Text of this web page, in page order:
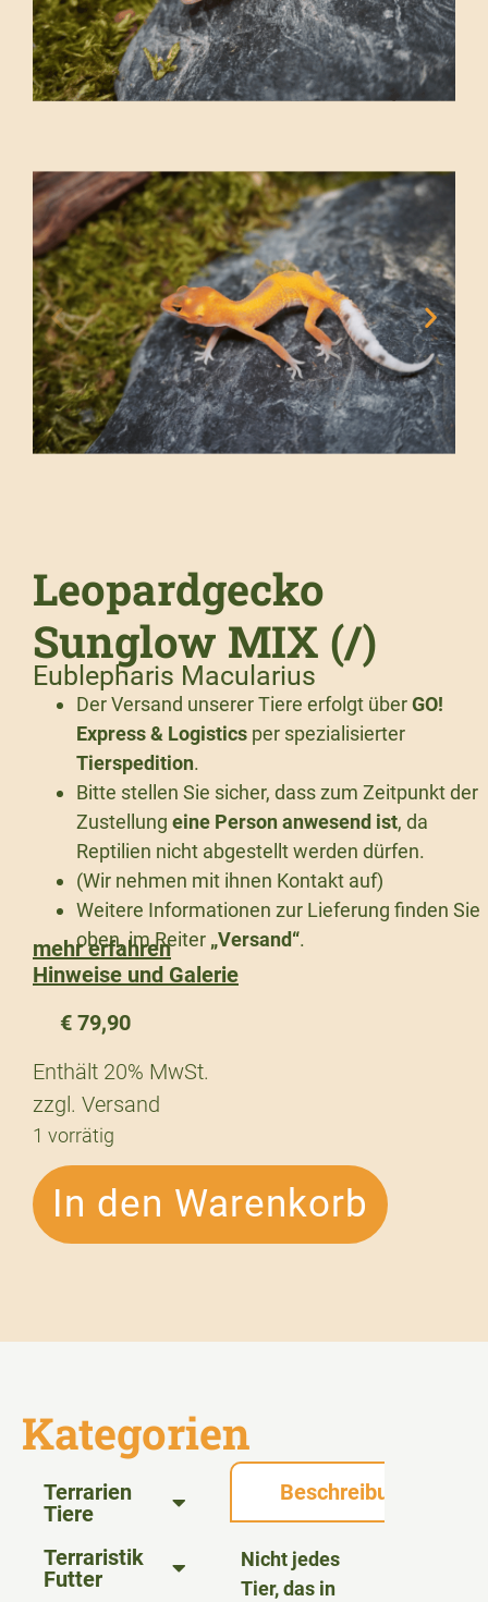
Leopardgecko
Sunglow MIX (/)
Eublepharis Macularius
Der Versand unserer Tiere erfolgt überGO!
Express & Logistics per spezialisierter
Tierspedition.
Bitte stellen Sie sicher, dass zum Zeitpunkt der
Zustellung eine Person anwesend ist, da
Reptilien nicht abgestellt werden dürfen.
(Wir nehmen mit ihnen Kontakt auf)
Weitere Informationen zur Lieferung finden Sie
oben, im Reiter „Versand“.
mehr erfahren
Hinweise und Galerie
€ 79,90
Enthält 20% MwSt.
zzgl. Versand
1 vorrätig
In den Warenkorb
Kategorien
Terrarien
Tiere
Terraristik
Futter
Beschreibung
Nicht jedes
Tier, das in